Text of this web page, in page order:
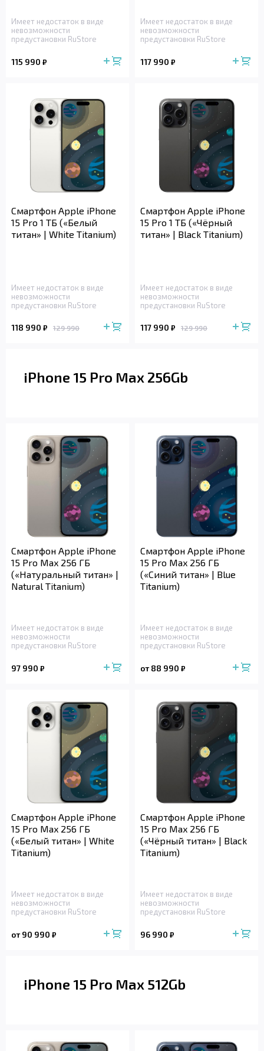
Имеет недостаток в виде
невозможности
предустановки RuStore
115 990 ₽
Имеет недостаток в виде
невозможности
предустановки RuStore
117 990 ₽
Смартфон Apple iPhone
15 Pro 1 ТБ («Белый
титан» | White Titanium)
Имеет недостаток в виде
невозможности
предустановки RuStore
118 990 ₽ 129 990
Смартфон Apple iPhone
15 Pro 1 ТБ («Чёрный
титан» | Black Titanium)
Имеет недостаток в виде
невозможности
предустановки RuStore
117 990 ₽ 129 990
iPhone 15 Pro Max 256Gb
Смартфон Apple iPhone
15 Pro Max 256 ГБ
(«Натуральный титан» |
Natural Titanium)
Имеет недостаток в виде
невозможности
предустановки RuStore
97 990 ₽
Смартфон Apple iPhone
15 Pro Max 256 ГБ
(«Синий титан» | Blue
Titanium)
Имеет недостаток в виде
невозможности
предустановки RuStore
от 88 990 ₽
Смартфон Apple iPhone
15 Pro Max 256 ГБ
(«Белый титан» | White
Titanium)
Имеет недостаток в виде
невозможности
предустановки RuStore
от 90 990 ₽
Смартфон Apple iPhone
15 Pro Max 256 ГБ
(«Чёрный титан» | Black
Titanium)
Имеет недостаток в виде
невозможности
предустановки RuStore
96 990 ₽
iPhone 15 Pro Max 512Gb